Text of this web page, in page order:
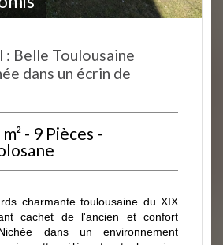
: Belle Toulousaine
dans un écrin de
- 9 Pièces -
charmante toulousaine du XIX
cachet de l'ancien et confort
dans un environnement